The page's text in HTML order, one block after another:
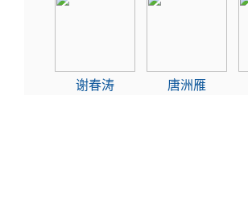
谢春涛 唐洲雁